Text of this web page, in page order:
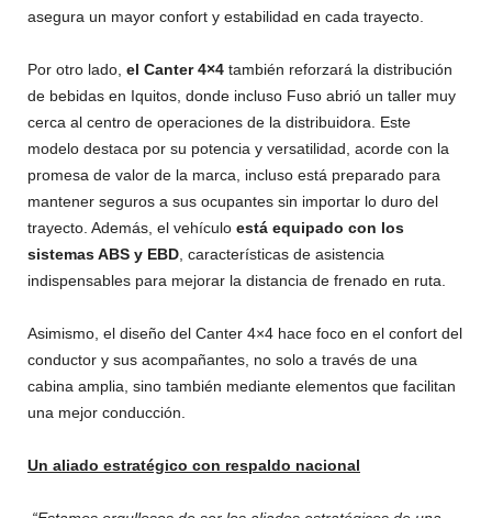
asegura un mayor confort y estabilidad en cada trayecto.
Por otro lado, el Canter 4×4 también reforzará la distribución
de bebidas en Iquitos, donde incluso Fuso abrió un taller muy
cerca al centro de operaciones de la distribuidora. Este
modelo destaca por su potencia y versatilidad, acorde con la
promesa de valor de la marca, incluso está preparado para
mantener seguros a sus ocupantes sin importar lo duro del
trayecto. Además, el vehículo está equipado con los
sistemas ABS y EBD , características de asistencia
indispensables para mejorar la distancia de frenado en ruta.
Asimismo, el diseño del Canter 4×4 hace foco en el confort del
conductor y sus acompañantes, no solo a través de una
cabina amplia, sino también mediante elementos que facilitan
una mejor conducción.
Un aliado estratégico con respaldo nacional